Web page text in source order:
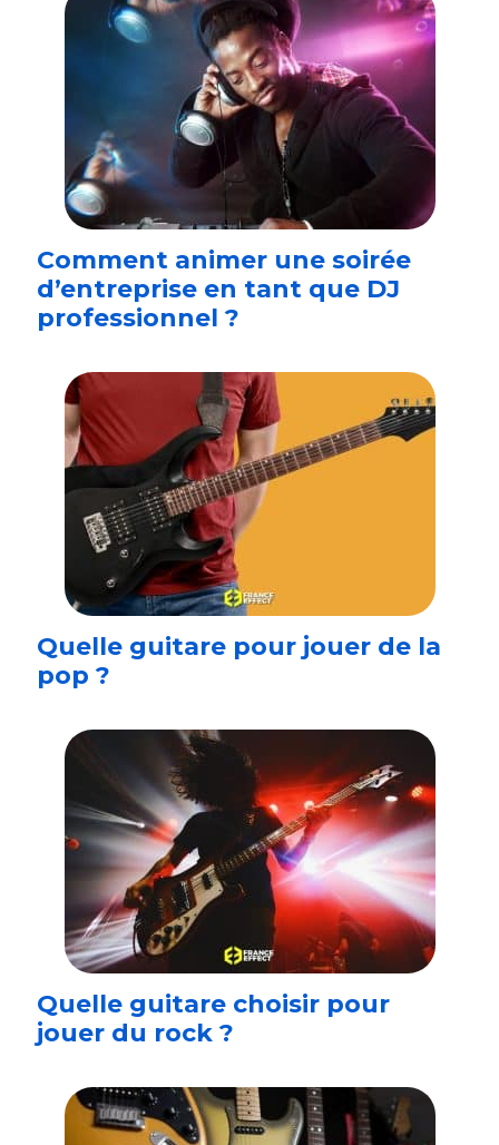
Comment animer une soirée
d’entreprise en tant que DJ
professionnel ?
Quelle guitare pour jouer de la
pop ?
Quelle guitare choisir pour
jouer du rock ?